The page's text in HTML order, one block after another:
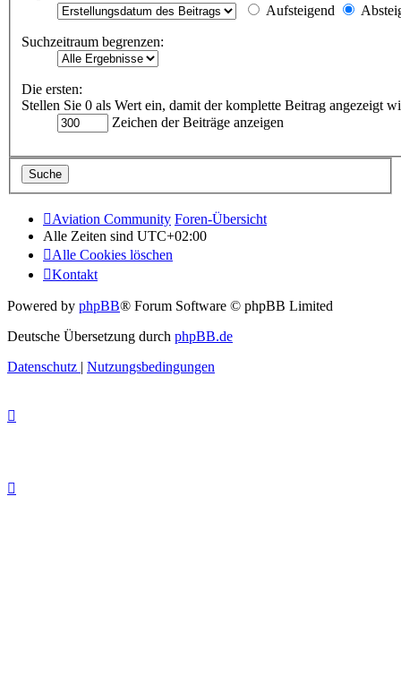
Aufsteigend
Suchzeitraum begrenzen:
Die ersten:
Stellen Sie 0 als Wert ein, damit der komplette Beitrag angezeigt
Zeichen der Beiträge anzeigen
Aviation Community Foren-Übersicht
Alle Zeiten sind UTC+02:00
Alle Cookies löschen
Kontakt
Powered by phpBB® Forum Software © phpBB Limited
Deutsche Übersetzung durch phpBB.de
Datenschutz | Nutzungsbedingungen